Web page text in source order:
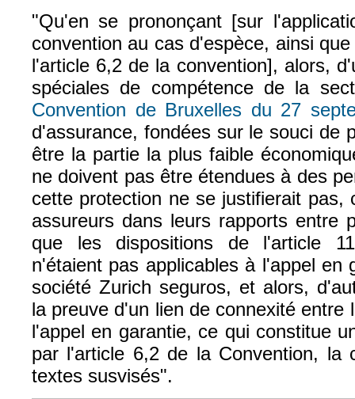
"Qu'en se prononçant [sur
convention au cas d'espèce, ainsi
l'article 6,2 de la convention], alors,
spéciales de compétence de la
Convention de Bruxelles du 27
d'assurance, fondées sur le souci de
être la partie la plus faible
ne doivent pas être étendues à des
cette protection ne se justifierait pas,
assureurs dans leurs rapports entre
que les dispositions de l'article
n'étaient pas applicables à l'appel en
société Zurich seguros, et alors,
la preuve d'un lien de connexité entre
l'appel en garantie, ce qui constitue
par l'article 6,2 de la Convention, la
textes susvisés".